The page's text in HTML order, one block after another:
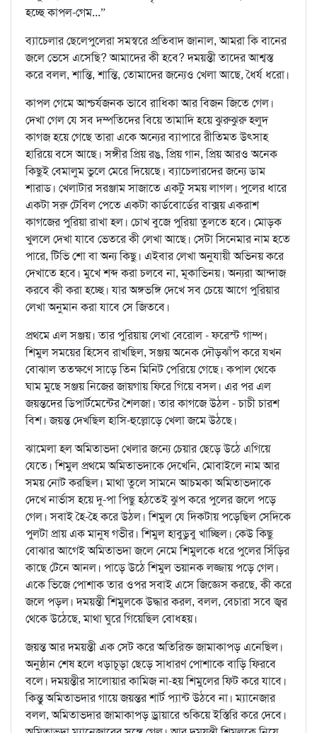
হচ্ছে কাপল-গেম...”
ব্যাচেলার ছেলেপুলেরা সমস্বরে প্রতিবাদ জানাল, আমরা কি বানের
জলে ভেসে এসেছি? আমাদের কী হবে? দময়ন্তী তাদের আশ্বস্ত
করে বলল, শান্তি, শান্তি, তোমাদের জন্যেও খেলা আছে, ধৈর্য ধরো।
কাপল গেমে আশ্চর্যজনক ভাবে রাধিকা আর বিজন জিতে গেল।
দেখা গেল যে সব দম্পতিদের বিয়ে তামাদি হয়ে ঝুরুঝুরু হলুদ
কাগজ হয়ে গেছে তারা একে অন্যের ব্যাপারে রীতিমত উৎসাহ
হারিয়ে বসে আছে। সঙ্গীর প্রিয় রঙ, প্রিয় গান, প্রিয় আরও অনেক
কিছুই বেমালুম ভুলে মেরে দিয়েছে। ব্যাচেলারদের জন্যে ডাম
শারাড। খেলাটার সরঞ্জাম সাজাতে একটু সময় লাগল। পুলের ধারে
একটা সরু টেবিল পেতে একটা কার্ডবোর্ডের বাক্সয় একরাশ
কাগজের পুরিয়া রাখা হল। চোখ বুজে পুরিয়া তুলতে হবে। মোড়ক
খুললে দেখা যাবে ভেতরে কী লেখা আছে। সেটা সিনেমার নাম হতে
পারে, টিভি শো বা অন্য কিছু। এইবার লেখা অনুযায়ী অভিনয় করে
দেখাতে হবে। মুখে শব্দ করা চলবে না, মূকাভিনয়। অন্যরা আন্দাজ
করবে কী করা হচ্ছে। যার অঙ্গভঙ্গি দেখে সব চেয়ে আগে পুরিয়ার
লেখা অনুমান করা যাবে সে জিতবে।
প্রথমে এল সঞ্জয়। তার পুরিয়ায় লেখা বেরোল - ফরেস্ট গাম্প।
শিমুল সময়ের হিসেব রাখছিল, সঞ্জয় অনেক দৌড়ঝাঁপ করে যখন
বোঝাল ততক্ষণে সাড়ে তিন মিনিট পেরিয়ে গেছে। কপাল থেকে
ঘাম মুছে সঞ্জয় নিজের জায়গায় ফিরে গিয়ে বসল। এর পর এল
জয়ন্তদের ডিপার্টমেন্টের শৈলজা। তার কাগজে উঠল - চাচী চারশ
বিশ। জয়ন্ত দেখছিল হাসি-হুল্লোড়ে খেলা জমে উঠছে।
ঝামেলা হল অমিতাভদা খেলার জন্যে চেয়ার ছেড়ে উঠে এগিয়ে
যেতে। শিমুল প্রথমে অমিতাভদাকে দেখেনি, মোবাইলে নাম আর
সময় নোট করছিল। মাথা তুলে সামনে আচমকা অমিতাভদাকে
দেখে নার্ভাস হয়ে দু-পা পিছু হঠতেই ঝুপ করে পুলের জলে পড়ে
গেল। সবাই হৈ-হৈ করে উঠল। শিমুল যে দিকটায় পড়েছিল সেদিকে
পুলটা প্রায় এক মানুষ গভীর। শিমুল হাবুডুবু খাচ্ছিল। কেউ কিছু
বোঝার আগেই অমিতাভদা জলে নেমে শিমুলকে ধরে পুলের সিঁড়ির
কাছে টেনে আনল। পাড়ে উঠে শিমুল ভয়ানক লজ্জায় পড়ে গেল।
একে ভিজে পোশাক তার ওপর সবাই এসে জিজ্ঞেস করছে, কী করে
জলে পড়ল। দময়ন্তী শিমুলকে উদ্ধার করল, বলল, বেচারা সবে জ্বর
থেকে উঠেছে, মাথা ঘুরে গিয়েছিল বোধহয়।
জয়ন্ত আর দময়ন্তী এক সেট করে অতিরিক্ত জামাকাপড় এনেছিল।
অনুষ্ঠান শেষ হলে ধড়াচূড়া ছেড়ে সাধারণ পোশাকে বাড়ি ফিরবে
বলে। দময়ন্তীর সালোয়ার কামিজ না-হয় শিমুলের ফিট করে যাবে।
কিন্তু অমিতাভদার গায়ে জয়ন্তর শার্ট প্যান্ট উঠবে না। ম্যানেজার
বলল, অমিতাভদার জামাকাপড় ড্রায়ারে শুকিয়ে ইস্তিরি করে দেবে।